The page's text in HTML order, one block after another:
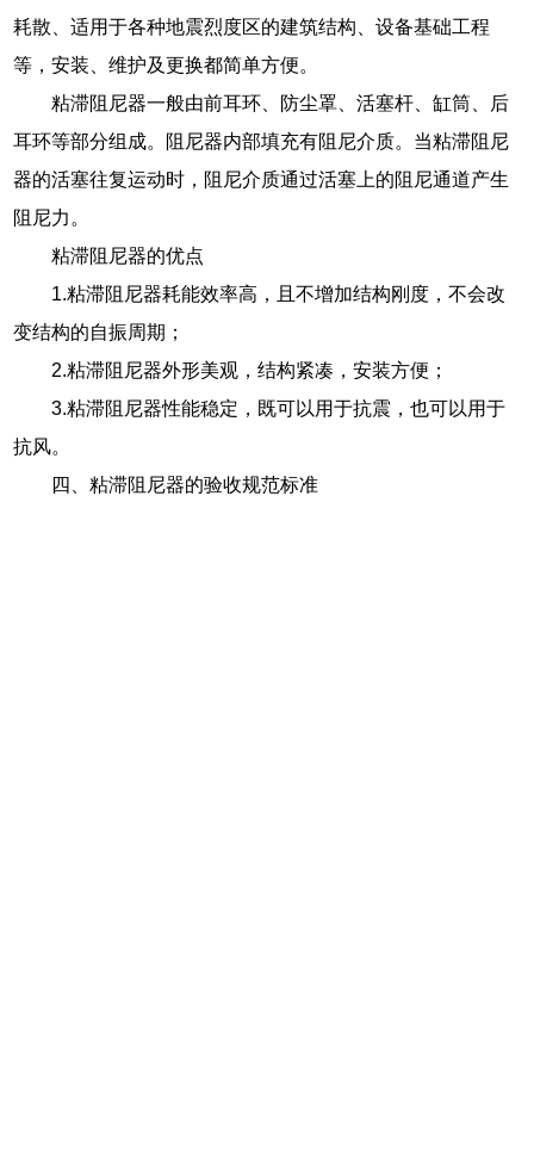
耗散、适用于各种地震烈度区的建筑结构、设备基础工程
等，安装、维护及更换都简单方便。
粘滞阻尼器一般由前耳环、防尘罩、活塞杆、缸筒、后
耳环等部分组成。阻尼器内部填充有阻尼介质。当粘滞阻尼
器的活塞往复运动时，阻尼介质通过活塞上的阻尼通道产生
阻尼力。
粘滞阻尼器的优点
1.粘滞阻尼器耗能效率高，且不增加结构刚度，不会改
变结构的自振周期；
2.粘滞阻尼器外形美观，结构紧凑，安装方便；
3.粘滞阻尼器性能稳定，既可以用于抗震，也可以用于
抗风。
四、粘滞阻尼器的验收规范标准